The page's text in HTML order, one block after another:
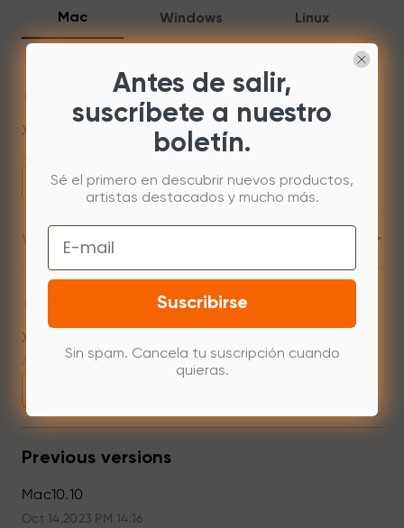
Mac Windows Linux
Mac 10.13 or newer
XPPenMac_4.0.18_260723
Descargar
Versión anterior +
Mac 10.12~14.2
XPPenMac_3.4.15_240313
Apr 15,2024 PM 18:05
Previous versions
Mac10.10
Oct 14,2023 PM 14:16
Antes de salir,
suscríbete a nuestro
boletín.
Sé el primero en descubrir nuevos productos,
artistas destacados y mucho más.
Email
Suscribirse
Sin spam. Cancela tu suscripción cuando
quieras.